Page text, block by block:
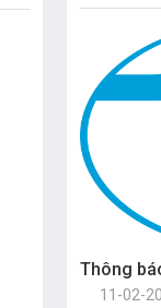
Thông
11-02-